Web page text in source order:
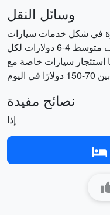
وسائل النقل
في شكل خدمات سيارات
الأجرة وحافلات النقل العام، وهي تكلف متوسط 4-6 دولارات لكل
استئجار سيارات خاصة مع
نصائح مفيدة
إذا